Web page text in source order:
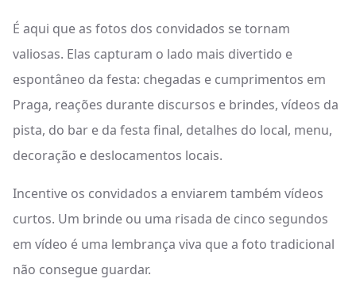
É aqui que as fotos dos convidados se tornam
valiosas. Elas capturam o lado mais divertido e
espontâneo da festa: chegadas e cumprimentos em
Praga, reações durante discursos e brindes, vídeos da
pista, do bar e da festa final, detalhes do local, menu,
decoração e deslocamentos locais.
Incentive os convidados a enviarem também vídeos
curtos. Um brinde ou uma risada de cinco segundos
em vídeo é uma lembrança viva que a foto tradicional
não consegue guardar.